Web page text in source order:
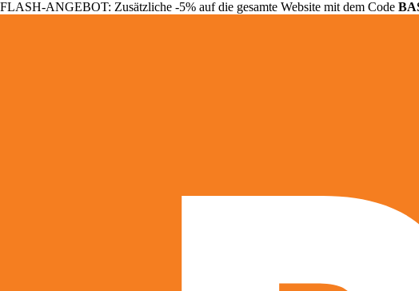
FLASH-ANGEBOT: Zusätzliche -5% auf die gesamte Website mit dem Code